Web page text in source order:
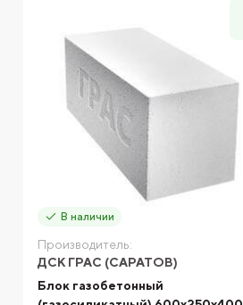
В наличии
Производитель:
ДСК ГРАС (САРАТОВ)
Блок газобетонный